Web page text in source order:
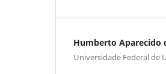
Humberto Aparecido
Universidade Federal de